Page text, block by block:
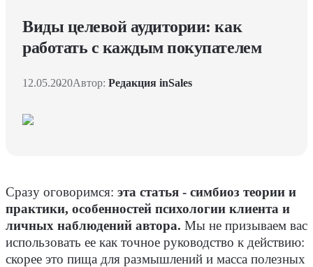
Виды целевой аудитории: как
работать с каждым покупателем
12.05.2020Автор: Редакция inSales
Сразу оговоримся: эта статья - симбиоз теории и
практики, особенностей психологии клиента и
личных наблюдений автора. Мы не призываем вас
использовать ее как точное руководство к действию:
скорее это пища для размышлений и масса полезных